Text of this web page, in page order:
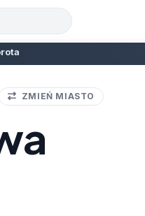
ZMIEŃ MIASTO